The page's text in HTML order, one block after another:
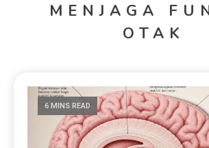
MENJAGA
OTAK
6 MINS READ